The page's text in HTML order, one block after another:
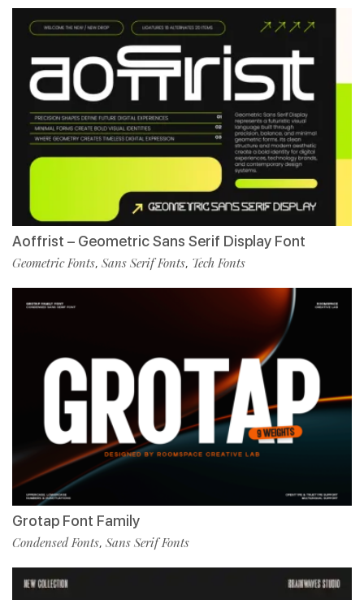
Aoffrist – Geometric Sans Serif Display Font
Geometric Fonts, Sans Serif Fonts, Tech Fonts
Grotap Font Family
Condensed Fonts, Sans Serif Fonts